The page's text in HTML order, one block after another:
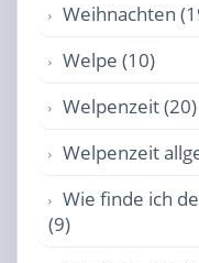
Weihnachten
Welpe (10)
Welpenzeit (20)
Welpenzeit
Wie finde ich
(9)